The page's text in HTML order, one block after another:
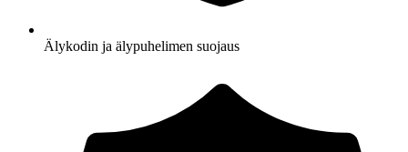
Älykodin ja älypuhelimen suojaus